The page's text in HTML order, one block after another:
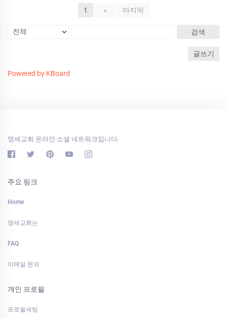
1 » 마지막
검색
글쓰기
Powered by KBoard
영세교회 온라인 소셜 네트워크입니다.
주요 링크
Home
영세교회는
FAQ
이메일 문의
개인 프로필
프로필세팅